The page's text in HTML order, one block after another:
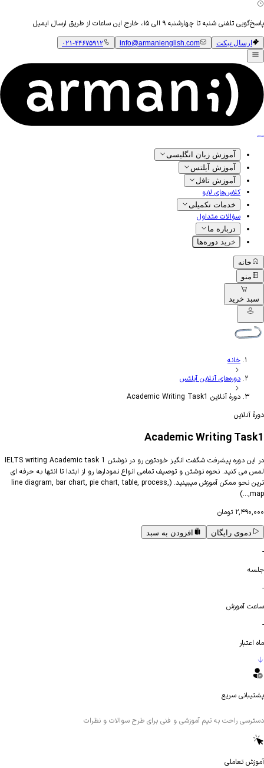
پاسخ‌گویی تلفنی شنبه تا چهارشنبه ۹ الی ۱۵، خارج این ساعات از طریق ارسال ایمیل
ارسال تیکت info@armanienglish.com ۰۲۱-۴۴۶۷۵۹۱۲
آموزش زبان انگلیسی
آموزش آیلتس
آموزش تافل
کلاس‌های لایو
خدمات تکمیلی
سؤالات متداول
درباره ما
خرید دوره‌ها
خانه
منو
سبد خرید
خانه
دوره‌های آنلاین آیلتس
دورهٔ آنلاین Academic Writing Task1
دورهٔ آنلاین
Academic Writing Task1
در این دوره پیشرفت شگفت انگیز خودتون رو در نوشتن IELTS writing Academic task 1
لمس می کنید. نحوه نوشتن و توصیف تمامی انواع نمودارها رو از ابتدا تا انتها به حرفه ای
ترین نحو ممکن آموزش میبینید. (line diagram, bar chart, pie chart, table, process,
map,…)
۲,۴۹۰,۰۰۰ تومان
دموی رایگان افزودن به سبد
-
جلسه
-
ساعت آموزش
-
ماه اعتبار
پشتیبانی سریع
دسترسی راحت به تیم آموزشی و فنی برای طرح سوالات و نظرات
آموزش تعاملی